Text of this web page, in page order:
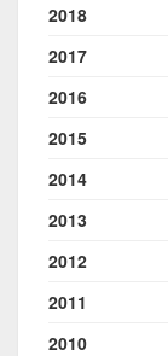
2018
2017
2016
2015
2014
2013
2012
2011
2010